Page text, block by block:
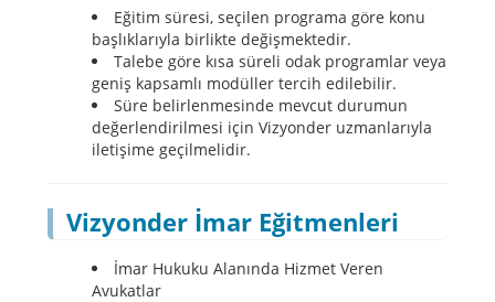
Eğitim süresi, seçilen programa göre konu
başlıklarıyla birlikte değişmektedir.
Talebe göre kısa süreli odak programlar veya
geniş kapsamlı modüller tercih edilebilir.
Süre belirlenmesinde mevcut durumun
değerlendirilmesi için Vizyonder uzmanlarıyla
iletişime geçilmelidir.
Vizyonder İmar Eğitmenleri
İmar Hukuku Alanında Hizmet Veren
Avukatlar